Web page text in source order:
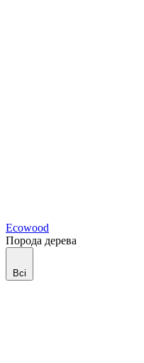
Ecowood
Порода дерева
Всі